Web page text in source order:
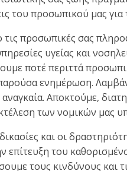
του προσωπικού μας
προσωπικές σας
υγείας και
ποτέ περιττά
ενημέρωση.
Αποκτούμε,
των νομικών μας
και οι
επίτευξη του
τους κινδύνους και